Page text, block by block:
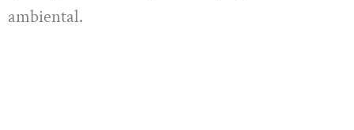
ambiental.